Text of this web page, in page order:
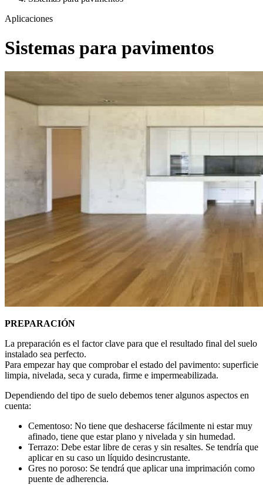
Aplicaciones
Sistemas para pavimentos
PREPARACIÓN
La preparación es el factor clave para que el resultado final del suelo
instalado sea perfecto.
Para empezar hay que comprobar el estado del pavimento: superficie
limpia, nivelada, seca y curada, firme e impermeabilizada.
Dependiendo del tipo de suelo debemos tener algunos aspectos en
cuenta:
Cementoso: No tiene que deshacerse fácilmente ni estar muy
afinado, tiene que estar plano y nivelada y sin humedad.
Terrazo: Debe estar libre de ceras y sin resaltes. Se tendría que
aplicar en su caso un líquido desincrustante.
Gres no poroso: Se tendrá que aplicar una imprimación como
puente de adherencia.